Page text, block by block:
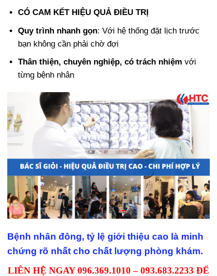
CÓ CAM KẾT HIỆU QUẢ ĐIỀU TRỊ
Quy trình nhanh gọn: Với hệ thống đặt lịch trước
bạn không cần phải chờ đợi
Thân thiện, chuyên nghiệp, có trách nhiệm với
từng bệnh nhân
Bệnh nhân đông, tỷ lệ giới thiệu cao là minh
chứng rõ nhất cho chất lượng phòng khám.
LIÊN HỆ NGAY 096.369.1010 – 093.683.2233 ĐỂ